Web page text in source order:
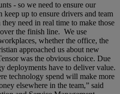
- so we need to ensure our
up to ensure drivers and team
they need in real time to make those
the finish line. We use
whether the office, the
approached us about new
was the obvious choice. Due
deployments have to deliver value.
technology spend will make more
elsewhere in the team,” said